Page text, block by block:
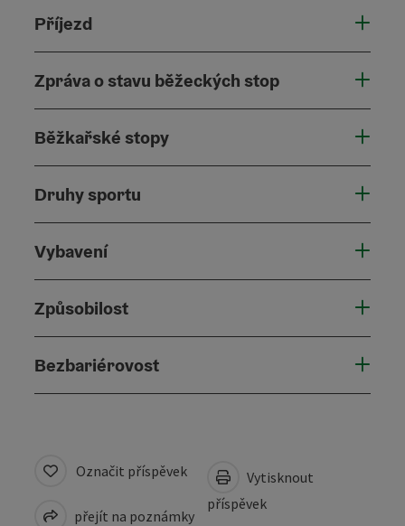
Příjezd
Zpráva o stavu běžeckých stop
Běžkařské stopy
Druhy sportu
Vybavení
Způsobilost
Bezbariérovost
Označit příspěvek
přejít na poznámky
Vytisknout
příspěvek